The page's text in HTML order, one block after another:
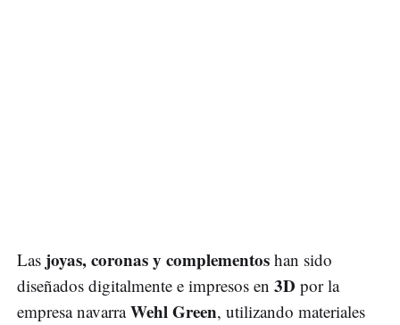
Las joyas, coronas y complementos han sido
diseñados digitalmente e impresos en 3D por la
empresa navarraWehl Green, utilizando materiales